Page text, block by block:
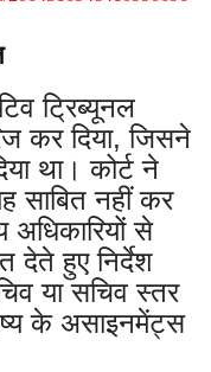
ट्रिब्यूनल
कर दिया, जिसने
था। कोर्ट ने
साबित नहीं कर
से
देते हुए निर्देश
या सचिव स्तर
के असाइनमेंट्स